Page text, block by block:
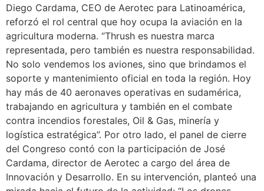
Diego Cardama, CEO de Aerotec para Latinoamérica,
reforzó el rol central que hoy ocupa la aviación en la
agricultura moderna. “Thrush es nuestra marca
representada, pero también es nuestra responsabilidad.
No solo vendemos los aviones, sino que brindamos el
soporte y mantenimiento oficial en toda la región. Hoy
hay más de 40 aeronaves operativas en sudamérica,
trabajando en agricultura y también en el combate
contra incendios forestales, Oil & Gas, minería y
logística estratégica”. Por otro lado, el panel de cierre
del Congreso contó con la participación de José
Cardama, director de Aerotec a cargo del área de
Innovación y Desarrollo. En su intervención, planteó una